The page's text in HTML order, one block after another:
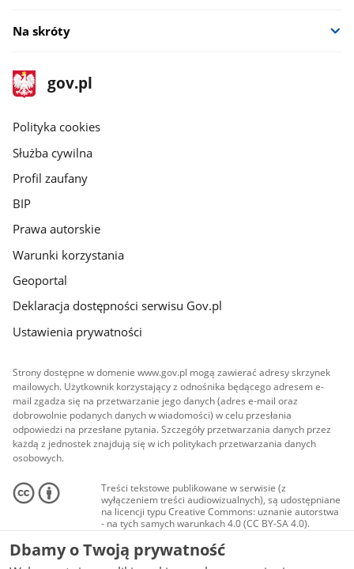
Na skróty
stopka
gov.pl
Strona
gov.pl
gov.pl
Polityka cookies
Służba cywilna
Profil zaufany
BIP
Prawa autorskie
Warunki korzystania
Geoportal
Deklaracja dostępności serwisu Gov.pl
Ustawienia prywatności
Strony dostępne w domenie www.gov.pl mogą zawierać adresy skrzynek
mailowych. Użytkownik korzystający z odnośnika będącego adresem e-
mail zgadza się na przetwarzanie jego danych (adres e-mail oraz
dobrowolnie podanych danych w wiadomości) w celu przesłania
odpowiedzi na przesłane pytania. Szczegóły przetwarzania danych przez
każdą z jednostek znajdują się w ich politykach przetwarzania danych
osobowych.
Treści tekstowe publikowane w serwisie (z
wyłączeniem treści audiowizualnych), są udostępniane
na licencji typu Creative Commons: uznanie autorstwa
- na tych samych warunkach 4.0 (CC BY-SA 4.0).
Materiały audiowizualne, w tym zdjęcia, materiały
audio i wideo, są udostępniane na licencji typu
Creative Commons: uznanie autorstwa użycie
Dbamy o Twoją prywatność